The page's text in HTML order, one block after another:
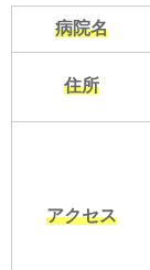
病院名
住所
アクセス